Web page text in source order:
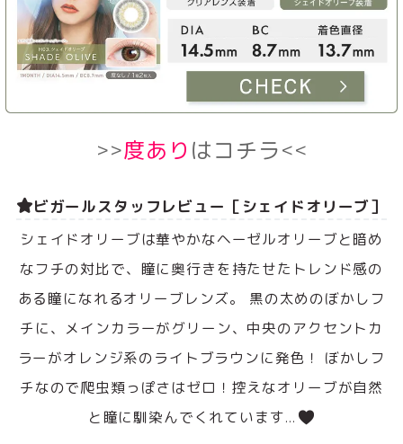
>>度あり はコチラ<<
ビガールスタッフレビュー［シェイドオリーブ］
シェイドオリーブは華やかなヘーゼルオリーブと暗め
なフチの対比で、瞳に奥行きを持たせたトレンド感の
ある瞳になれるオリーブレンズ。 黒の太めのぼかしフ
チに、メインカラーがグリーン、中央のアクセントカ
ラーがオレンジ系のライトブラウンに発色！ ぼかしフ
チなので爬虫類っぽさはゼロ！控えなオリーブが自然
と瞳に馴染んでくれています…